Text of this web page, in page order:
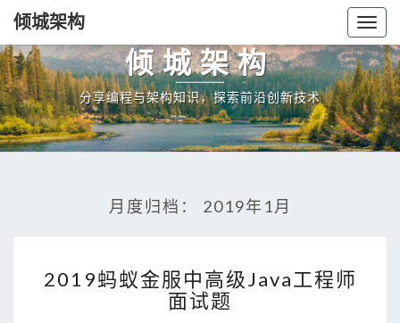
倾城架构
倾城架构
分享编程与架构知识，探索前沿创新技术
月度归档： 2019年1月
0
1
2019蚂蚁金服中高级Java工程师
面试题